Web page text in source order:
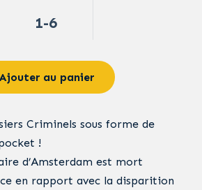
1-6
Ajouter au panier
Criminels sous forme de
!
d’Amsterdam est mort
en rapport avec la disparition